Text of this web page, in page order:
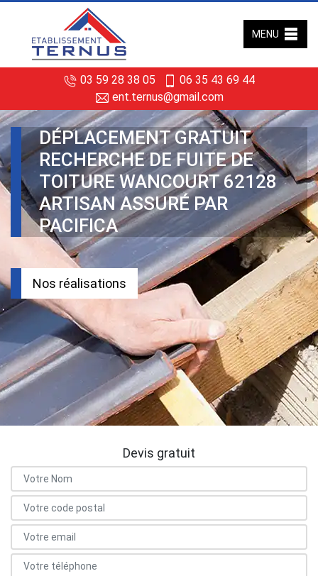
03 59 28 38 05
06 35 43 69 44
ent.ternus@gmail.com
MENU
DÉPLACEMENT GRATUIT
RECHERCHE DE FUITE DE
TOITURE WANCOURT 62128
ARTISAN ASSURÉ PAR
PACIFICA
Nos réalisations
Devis gratuit